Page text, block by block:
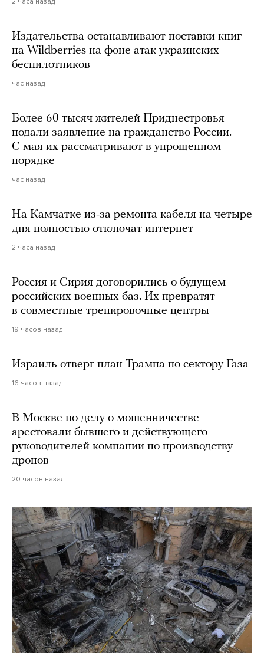
Издательства останавливают поставки книг
на Wildberries на фоне атак украинских
беспилотников
час назад
Более 60 тысяч жителей Приднестровья
подали заявление на гражданство России.
С мая их рассматривают в упрощенном
порядке
час назад
На Камчатке из-за ремонта кабеля на четыре
дня полностью отключат интернет
2 часа назад
Россия и Сирия договорились о будущем
российских военных баз. Их превратят
в совместные тренировочные центры
19 часов назад
Израиль отверг план Трампа по сектору Газа
16 часов назад
В Москве по делу о мошенничестве
арестовали бывшего и действующего
руководителей компании по производству
дронов
20 часов назад